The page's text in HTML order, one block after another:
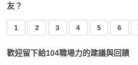
友？
1 2 3 4 5 6
歡迎留下給104職場力的建議與回饋